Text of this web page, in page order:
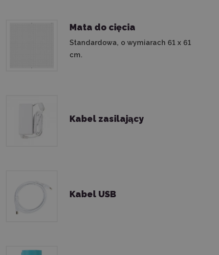
Mata do cięcia
Standardowa, o wymiarach 61 x 61
cm.
Kabel zasilający
Kabel USB